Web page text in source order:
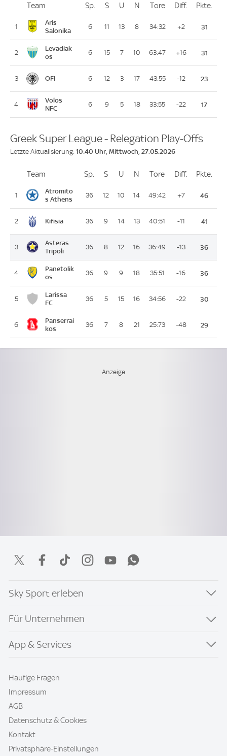
PlatzTeam Sp. Spiele
S Siege
U Unentschieden
N Niederlagen
ToreToreDiff. Differenz
Pkte.
1
Aris
Salonika
6 11 13 8 34:32 +2 31
2
Levadiak
os
6 15 7 10 63:47 +16 31
3 OFI 6 12 3 17 43:55 -12 23
4
Volos
NFC
6 9 5 18 33:55 -22 17
Greek Super League - Relegation Play-Offs
Letzte Aktualisierung: 10:40 Uhr, Mittwoch, 27.05.2026
PlatzTeam Sp. Spiele
S Siege
U Unentschieden
N Niederlagen
Tore ToreDiff. Differenz
Pkte.
1
Atromito
s Athens
36 12 10 14 49:42 +7 46
2 Kifisia 36 9 14 13 40:51 -11 41
3
Asteras
Tripoli
36 8 12 16 36:49 -13 36
4
Panetolik
os
36 9 9 18 35:51 -16 36
5
Larissa
FC
36 5 15 16 34:56 -22 30
6
Panserrai
kos
36 7 8 21 25:73 -48 29
Sky Sport erleben
Für Unternehmen
App & Services
Häufige Fragen
Impressum
AGB
Datenschutz & Cookies
Kontakt
Privatsphäre-Einstellungen